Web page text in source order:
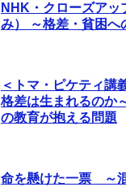
NHK・クローズアッ
み） ～格差・貧困へ
＜トマ・ピケティ講
格差は生まれるのか
の教育が抱える問題
命を懸けた一票 ～